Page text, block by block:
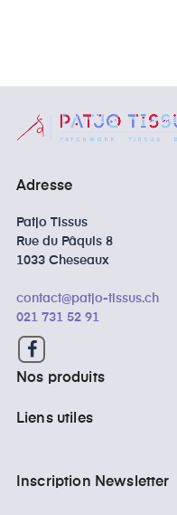
Adresse
Patjo Tissus
Rue du Pâquis 8
1033 Cheseaux
contact@patjo-tissus.ch
021 731 52 91
Nos produits
Liens utiles
Inscription Newsletter